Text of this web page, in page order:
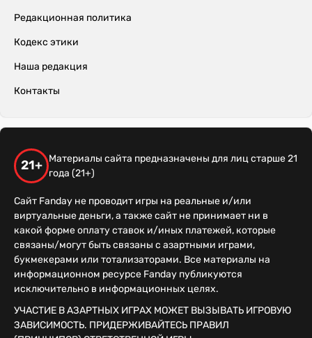
Редакционная политика
Кодекс этики
Наша редакция
Контакты
21+
Материалы сайта предназначены для лиц старше 21
года (21+)
Сайт Fanday не проводит игры на реальные и/или
виртуальные деньги, а также сайт не принимает ни в
какой форме оплату ставок и/иных платежей, которые
связаны/могут быть связаны с азартными играми,
букмекерами или тотализаторами. Все материалы на
информационном ресурсе Fanday публикуются
исключительно в информационных целях.
УЧАСТИЕ В АЗАРТНЫХ ИГРАХ МОЖЕТ ВЫЗЫВАТЬ ИГРОВУЮ
ЗАВИСИМОСТЬ. ПРИДЕРЖИВАЙТЕСЬ ПРАВИЛ